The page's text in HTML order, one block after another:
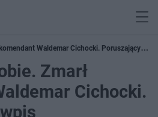
Waldemar Cichocki. Poruszający
Zmarł
Cichocki.